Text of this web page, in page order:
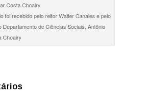
foi recebido pelo reitor Walter Canales e pelo
Departamento de Ciências Sociais, Antônio
Choairy